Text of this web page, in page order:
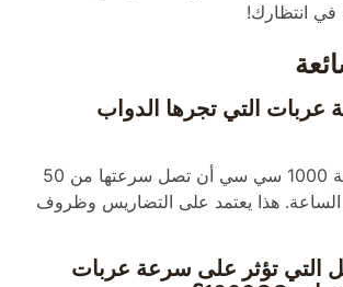
في انتظارك!
التي تجرها الدواب
يمكن للعربة سعة 1000 سي سي أن تصل سرعتها من 50
في الساعة. هذا يعتمد على التضاريس وظروف
التي تؤثر على سرعة عربات